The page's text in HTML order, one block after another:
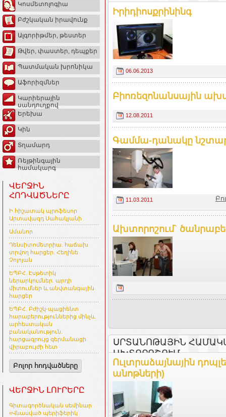
Կոսմետոլոգիա
Բժշկական իրավունք
Ալգորիթմեր, թեստեր
Թվեր, փաստեր, դեպքեր
Պատմական խրոնիկա
Աֆորիզմներ
Կարիերային
սանդուղքով
Երեխա
Կին
Տղամարդ
Ռեյթինգային
համակարգ
ՎԵՐՋԻՆ
ՀՈԴՎԱԾՆԵՐԸ
Ի հիշատակ պրոֆեսոր
Արտավազդ Սահակյանի
Ամանոր
Դենսիտոմետրիա. հաճախ
տրվող հարցեր. Հեղինե
Չոլոյան
ԵՊԲՀ. Էսթետիկ
ներարկումներ. արդի
միտումներ և անվտանգային
հարցեր
ԵՊԲՀ. Բժիշկ-պացիենտ
հարաբերություններից մինչև
արհեստական
բանականություն.
հարցազրույց գերմանացի
վիրաբույժի հետ
Բոլոր հոդվածները
ՎԵՐՋԻՆ ԼՈՒՐԵՐԸ
Գիտագործնական սեմինար
«Վնասված պերիֆերիկ
Իրիդիոսքրինինգ
06.06.2013
Բիոռեզոնանսային
12.08.2011
Գամմա-դանակը
11.03.2011
Ախտորոշում`
ՍՐՏԱՆՈԹԱՅԻՆ
ԱԽՏՈՐՈՇՈՒՄ
Ուլտրաձայնային
անոթների)